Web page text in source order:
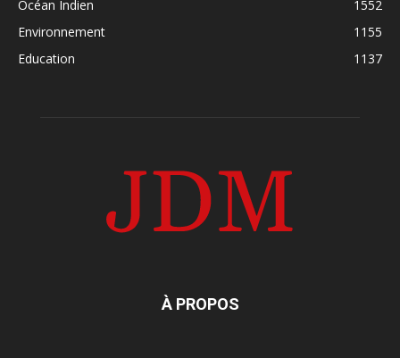
Océan Indien
1552
Environnement
1155
Education
1137
À PROPOS